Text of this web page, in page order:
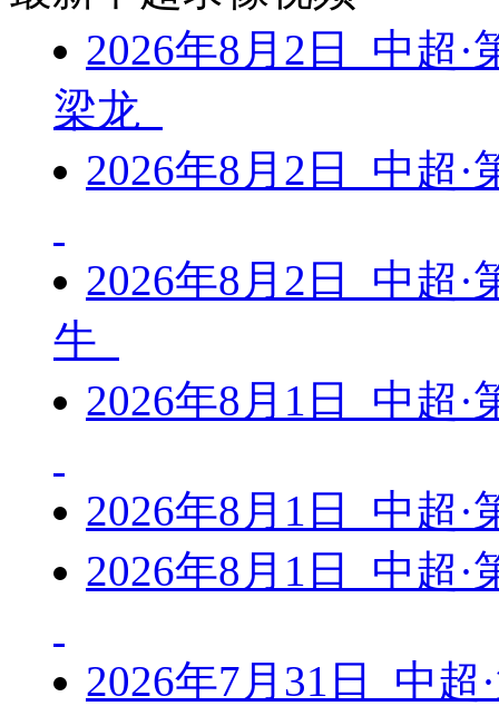
2026年8月2日 中超
梁龙
2026年8月2日 中超
2026年8月2日 中超
牛
2026年8月1日 中超
2026年8月1日 中超
2026年8月1日 中超
2026年7月31日 中